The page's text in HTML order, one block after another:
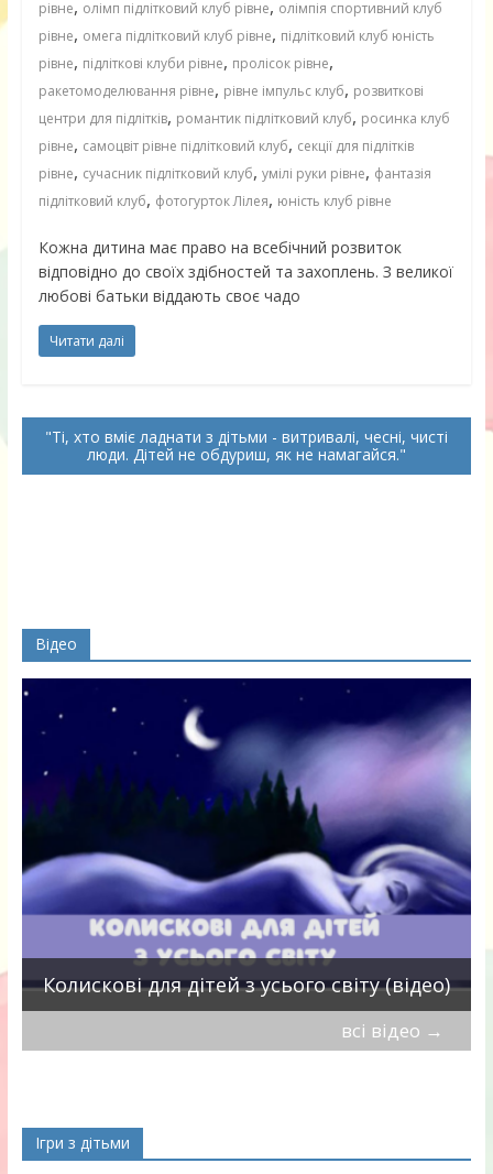
рівне, олімп підлітковий клуб рівне, олімпія спортивний клуб
рівне, омега підлітковий клуб рівне, підлітковий клуб юність
рівне, підліткові клуби рівне, пролісок рівне,
ракетомоделювання рівне, рівне імпульс клуб, розвиткові
центри для підлітків, романтик підлітковий клуб, росинка клуб
рівне, самоцвіт рівне підлітковий клуб, секції для підлітків
рівне, сучасник підлітковий клуб, умілі руки рівне, фантазія
підлітковий клуб, фотогурток Лілея, юність клуб рівне
Кожна дитина має право на всебічний розвиток
відповідно до своїх здібностей та захоплень. З великої
любові батьки віддають своє чадо
Читати далі
Ті, хто вміє ладнати з дітьми - витривалі, чесні, чисті
люди. Дітей не обдуриш, як не намагайся.
Відео
Колискові для дітей з усього світу (відео)
всі відео →
Ігри з дітьми